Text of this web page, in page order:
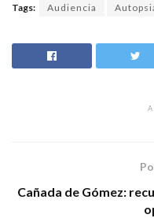
Tags: Audiencia
Cañada de Gómez: